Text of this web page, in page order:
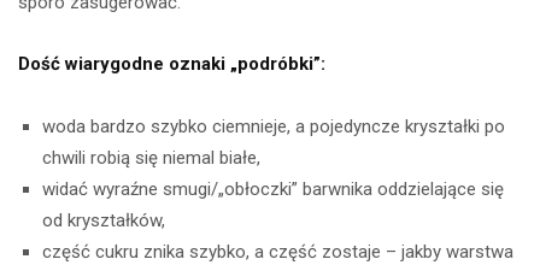
Dość wiarygodne oznaki „podróbki”:
woda bardzo szybko ciemnieje, a pojedyncze kryształki po
chwili robią się niemal białe,
widać wyraźne smugi/„obłoczki” barwnika oddzielające się
od kryształków,
część cukru znika szybko, a część zostaje – jakby warstwa